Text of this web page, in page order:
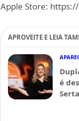
Apple Store:
APROVEITE E LEIA
é